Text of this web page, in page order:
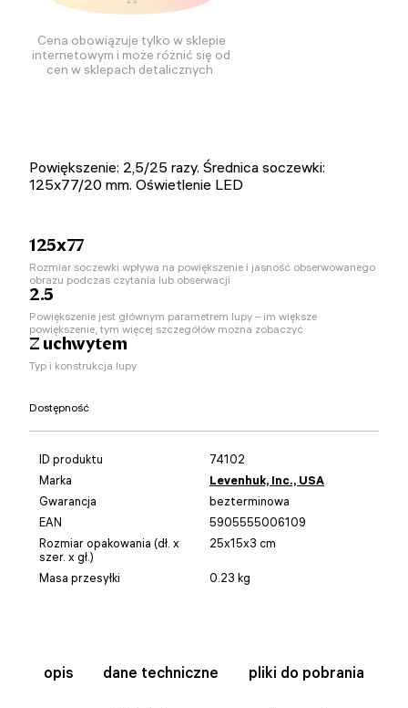
Cena obowiązuje tylko w sklepie
internetowym i może różnić się od
cen w sklepach detalicznych.
Powiększenie: 2,5/25 razy. Średnica soczewki:
125х77/20 mm. Oświetlenie LED
125x77
Rozmiar soczewki wpływa na powiększenie i jasność obserwowanego
obrazu podczas czytania lub obserwacji
2.5
Powiększenie jest głównym parametrem lupy – im większe
powiększenie, tym więcej szczegółów można zobaczyć
Z uchwytem
Typ i konstrukcja lupy
Dostępność
ID produktu
74102
Marka
Levenhuk, Inc., USA
Gwarancja
bezterminowa
EAN
5905555006109
Rozmiar opakowania (dł. x
szer. x gł.)
25x15x3 cm
Masa przesyłki 0.23 kg
opis dane techniczne pliki do pobrania